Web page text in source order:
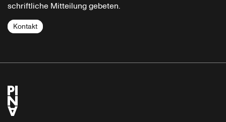
schriftliche Mitteilung gebeten.
Kontakt